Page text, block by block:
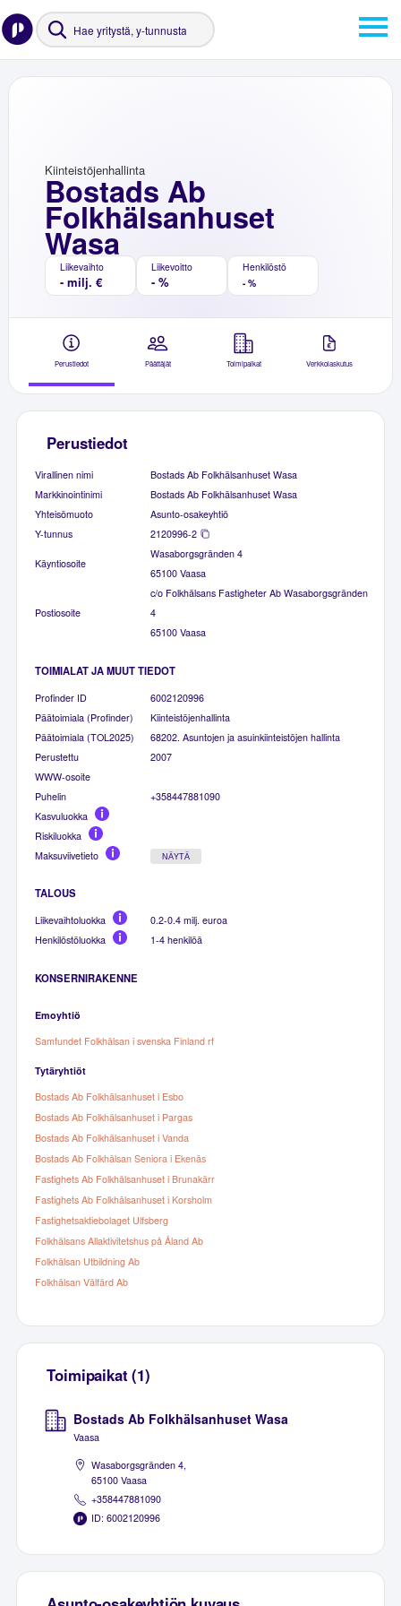
Bostads Ab
Folkhälsanhuset
Wasa
Kiinteistöjenhallinta
Liikevaihto
- milj. €
Liikevoitto
- %
Henkilöstö
- %
Perustiedot Päättäjät Toimipaikat Verkkolaskutus
Perustiedot
Virallinen nimi
Bostads Ab Folkhälsanhuset Wasa
Markkinointinimi
Bostads Ab Folkhälsanhuset Wasa
Yhteisömuoto
Asunto-osakeyhtiö
Y-tunnus
2120996-2
Käyntiosoite
Wasaborgsgränden 4
65100 Vaasa
Postiosoite
c/o Folkhälsans Fastigheter Ab Wasaborgsgränden
4
65100 Vaasa
TOIMIALAT JA MUUT TIEDOT
Profinder ID
6002120996
Päätoimiala (Profinder)
Kiinteistöjenhallinta
Päätoimiala (TOL2025)
68202. Asuntojen ja asuinkiinteistöjen hallinta
Perustettu
2007
WWW-osoite
Puhelin
+358447881090
Kasvuluokka
Riskiluokka
Maksuviivetieto
NÄYTÄ
TALOUS
Liikevaihtoluokka
0.2-0.4 milj. euroa
Henkilöstöluokka
1-4 henkilöä
KONSERNIRAKENNE
Emoyhtiö
Samfundet Folkhälsan i svenska Finland rf
Tytäryhtiöt
Bostads Ab Folkhälsanhuset i Esbo
Bostads Ab Folkhälsanhuset i Pargas
Bostads Ab Folkhälsanhuset i Vanda
Bostads Ab Folkhälsan Seniora i Ekenäs
Fastighets Ab Folkhälsanhuset i Brunakärr
Fastighets Ab Folkhälsanhuset i Korsholm
Fastighetsaktiebolaget Ulfsberg
Folkhälsans Allaktivitetshus på Åland Ab
Folkhälsan Utbildning Ab
Folkhälsan Välfärd Ab
Toimipaikat (1)
Bostads Ab Folkhälsanhuset Wasa
Vaasa
Wasaborgsgränden 4,
65100 Vaasa
+358447881090
ID: 6002120996